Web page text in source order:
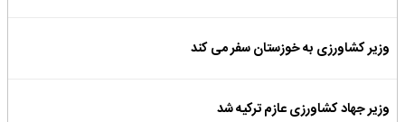
وزیر کشاورزی به خوزستان سفر می کند
وزیر جهاد کشاورزی عازم ترکیه شد